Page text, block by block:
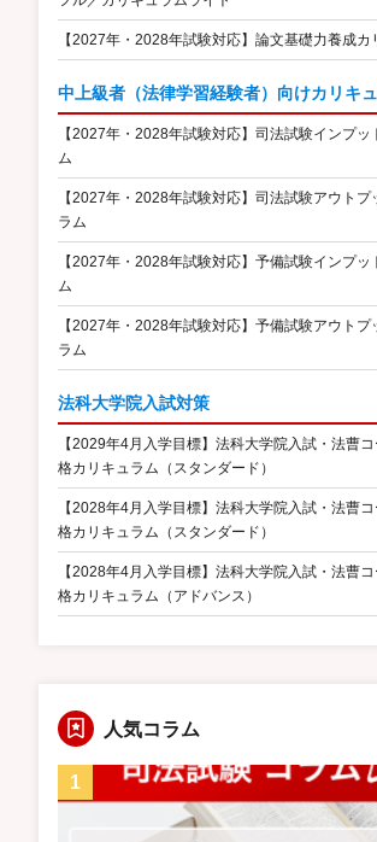
【2027年・2028年試験対応】論文基礎力養成カ
中上級者（法律学習経験者）向けカリキ
【2027年・2028年試験対応】司法試験インプッ
ム
【2027年・2028年試験対応】司法試験アウトプ
ラム
【2027年・2028年試験対応】予備試験インプッ
ム
【2027年・2028年試験対応】予備試験アウトプ
ラム
法科大学院入試対策
【2029年4月入学目標】法科大学院入試・法曹
格カリキュラム（スタンダード）
【2028年4月入学目標】法科大学院入試・法曹
格カリキュラム（スタンダード）
【2028年4月入学目標】法科大学院入試・法曹
格カリキュラム（アドバンス）
人気コラム